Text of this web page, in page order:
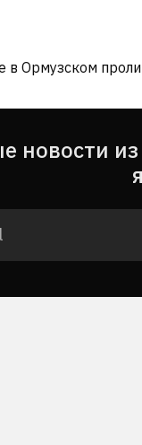
в Ормузском
новости